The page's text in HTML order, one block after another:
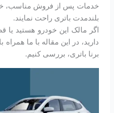
خدمات پس از فروش مناسب،
بلندمدت باتری راحت نمایند.
اگر مالک این خودرو هستید یا
دارید، در این مقاله با ما همراه
برنا باتری، بررسی کنیم.